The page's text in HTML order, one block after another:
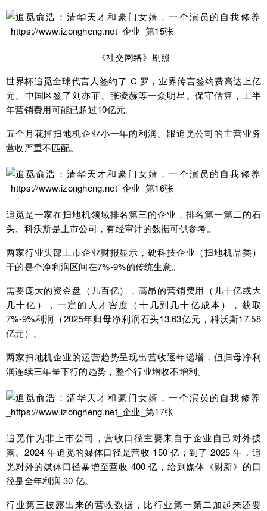
《社交网络》剧照
世界杯追觅全球代言人签约了 C 罗，业界传言签约费高达上亿
元。中国区签了刘亦菲、张凌赫等一众明星。保守估算，上半
年营销费用可能已超过10亿元。
五个月花掉扫地机企业小一年的利润。跟追觅公司的主营业务
营收严重不匹配。
追觅是一家在扫地机领域排名第三的企业，排名第一第二的石
头、科沃斯是上市公司，有经审计的数据可供参考。
两家行业头部上市企业财报显示，硬科技企业（扫地机品类）
干的是个净利润区间在7%-9%的传统生意。
需要庞大的资金盘（几百亿），高昂的营销费用（几十亿或大
几十亿），一定的人才密度（十几到几十亿成本），获取
7%-9%利润（2025年归母净利润石头13.63亿元，科沃斯17.58
亿元）。
两家扫地机企业的运营趋势呈现出营收逐年递增，但归母净利
润连续三年呈下行的趋势，整个行业增收不增利。
追觅作为非上市公司，营收口径主要来自于企业自己对外披
露。2024 年追觅的媒体口径是营收 150 亿；到了 2025 年，追
觅对外的媒体口径暴增至营收 400 亿，给到媒体《财新》的口
径是全年利润 30 亿。
行业第三披露出来的营收数据，比行业第一第二加起来还要